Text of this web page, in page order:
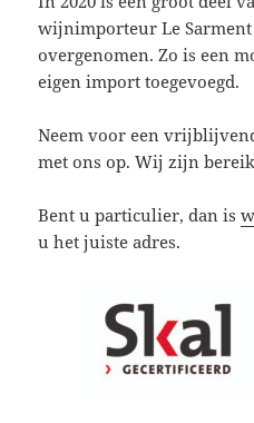
wijnimporteur Le
overgenomen. Zo is een
eigen import toegevoegd.
Neem voor een
met ons op. Wij zijn
Bent u particulier, dan is
u het juiste adres.